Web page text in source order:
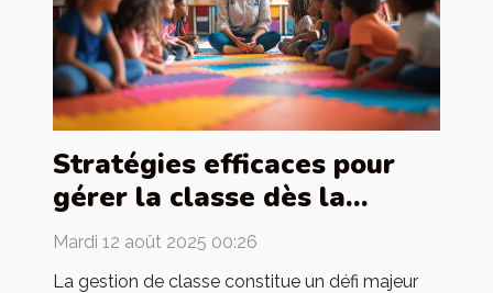
Stratégies efficaces pour
gérer la classe dès la
rentrée
Mardi 12 août 2025 00:26
La gestion de classe constitue un défi majeur